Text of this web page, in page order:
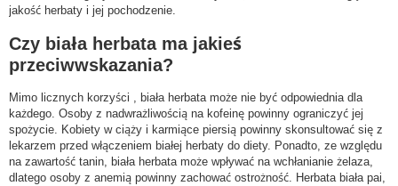
jakość herbaty i jej pochodzenie.
Czy biała herbata ma jakieś
przeciwwskazania?
Mimo licznych korzyści , biała herbata może nie być odpowiednia dla
każdego. Osoby z nadwrażliwością na kofeinę powinny ograniczyć jej
spożycie. Kobiety w ciąży i karmiące piersią powinny skonsultować się z
lekarzem przed włączeniem białej herbaty do diety. Ponadto, ze względu
na zawartość tanin, biała herbata może wpływać na wchłanianie żelaza,
dlatego osoby z anemią powinny zachować ostrożność. Herbata biała pai,